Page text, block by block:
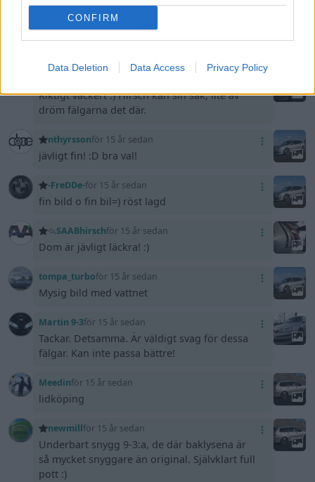
CONFIRM
Data Deletion Data Access Privacy Policy
Stilig!
-FreDDe-för 15 år sedan
Riktigt vackert :) Hirsch kan sin sak, lite av
dröm fälgarna det där.
nthyrssonför 15 år sedan
jävligt fin! :D bra val!
-FreDDe-för 15 år sedan
fin bild o fin bil=) röst lagd
SAABhirschför 15 år sedan
Dom är jävligt läckra! :)
tompa_turboför 15 år sedan
Mysig bild med vattnet
Martin 9-3för 15 år sedan
Tackar. Detsamma. Är väldigt svag för dessa
fälgar. Kan inte passa bättre!
Meedinför 15 år sedan
lidköping
newmillför 15 år sedan
Underbart snygg 9-3:a, de där baklysena är
så mycket snyggare än original. Självklart full
pott :)